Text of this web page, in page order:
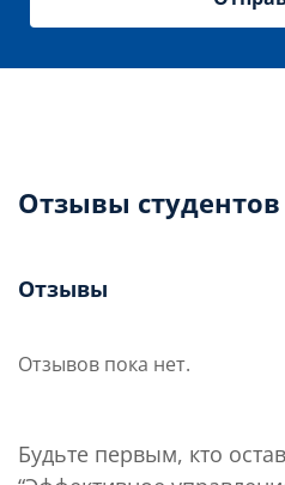
Отзывы
Отзывы
Отзывов пока нет.
Будьте первым, кто